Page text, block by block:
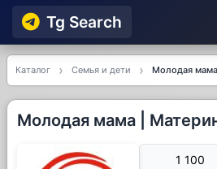
Tg Searсh
Каталог Семья и дети Молодая
Молодая мама |
1 100